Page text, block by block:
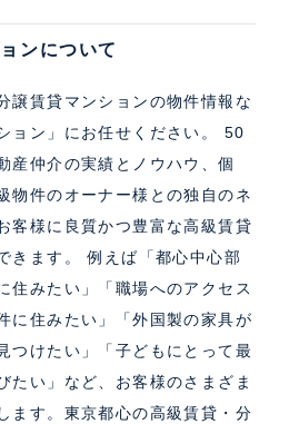
ンについて
譲賃貸マンションの物件情報な
ョン」にお任せください。 50
産仲介の実績とノウハウ、個
物件のオーナー様との独自のネ
客様に良質かつ豊富な高級賃貸
きます。 例えば「都心中心部
住みたい」「職場へのアクセス
に住みたい」「外国製の家具が
つけたい」「子どもにとって最
たい」など、お客様のさまざま
ます。東京都心の高級賃貸・分